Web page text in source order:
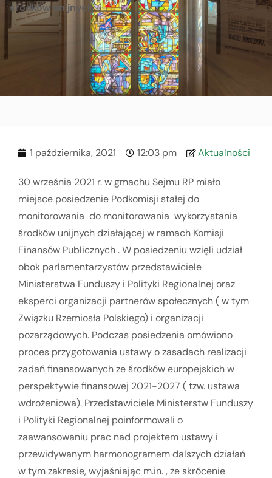
środków unijnych
1 października, 2021 12:03 pm Aktualności
30 września 2021 r. w gmachu Sejmu RP miało
miejsce posiedzenie Podkomisji stałej do
monitorowania do monitorowania wykorzystania
środków unijnych działającej w ramach Komisji
Finansów Publicznych . W posiedzeniu wzięli udział
obok parlamentarzystów przedstawiciele
Ministerstwa Funduszy i Polityki Regionalnej oraz
eksperci organizacji partnerów społecznych ( w tym
Związku Rzemiosła Polskiego) i organizacji
pozarządowych. Podczas posiedzenia omówiono
proces przygotowania ustawy o zasadach realizacji
zadań finansowanych ze środków europejskich w
perspektywie finansowej 2021-2027 ( tzw. ustawa
wdrożeniowa). Przedstawiciele Ministerstw Funduszy
i Polityki Regionalnej poinformowali o
zaawansowaniu prac nad projektem ustawy i
przewidywanym harmonogramem dalszych działań
w tym zakresie, wyjaśniając m.in. , że skrócenie